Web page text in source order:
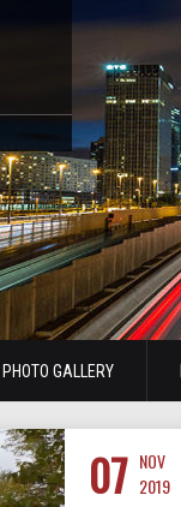
PHOTO GALLERY
07 NOV
2019